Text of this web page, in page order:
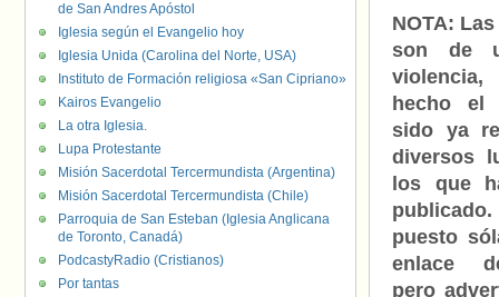
NOTA:
son de
hecho el
sido ya
diversos
los que
puesto
enlace
pero
de San Andres Apóstol
Iglesia según el Evangelio hoy
Iglesia Unida (Carolina del Norte, USA)
Instituto de Formación religiosa «San Cipriano»
Kairos Evangelio
La otra Iglesia.
Lupa Protestante
Misión Sacerdotal Tercermundista (Argentina)
Misión Sacerdotal Tercermundista (Chile)
Parroquia de San Esteban (Iglesia Anglicana
de Toronto, Canadá)
PodcastyRadio (Cristianos)
Por tantas